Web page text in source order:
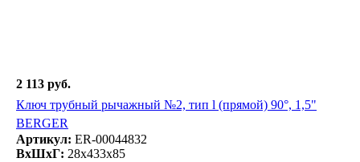
2 113 руб.
Ключ трубный рычажный №2, тип l (прямой) 90°, 1,5"
BERGER
Артикул: ER-00044832
ВxШxГ: 28x433x85